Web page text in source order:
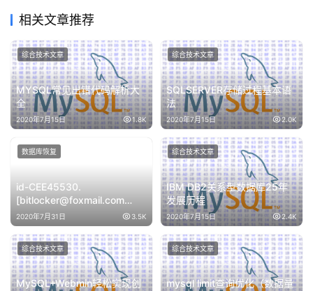
相关文章推荐
MYSQL常见出错代码解析大
全
2020年7月15日 1.8K
综合技术文章
SQLSERVER存储过程基本语
法
2020年7月15日 2.0K
综合技术文章
id-CEE45530.
[bitlocker@foxmail.com
].wiki勒索病毒加密的MS SQL
数据库修复成功
2020年7月31日 3.5K
数据库恢复
IBM DB2关系型数据库25年
发展历程
2020年7月15日 2.4K
综合技术文章
MySQL+Webmin轻松实现创
综合技术文章
mysql limit查询优化（数据量
综合技术文章